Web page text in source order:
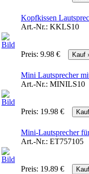
Kopfkissen
Art.-Nr.: KKLS10
Preis: 9.98 €
Mini Lautsprecher
Art.-Nr.: MINILS10
Preis: 19.98 €
Mini-Lautsprecher
Art.-Nr.: ET757105
Preis: 19.89 €